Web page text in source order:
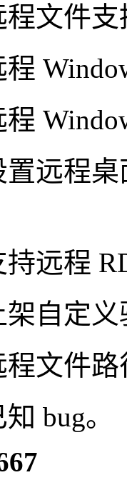
件支
程桌
远程
定义
文件路
bug。